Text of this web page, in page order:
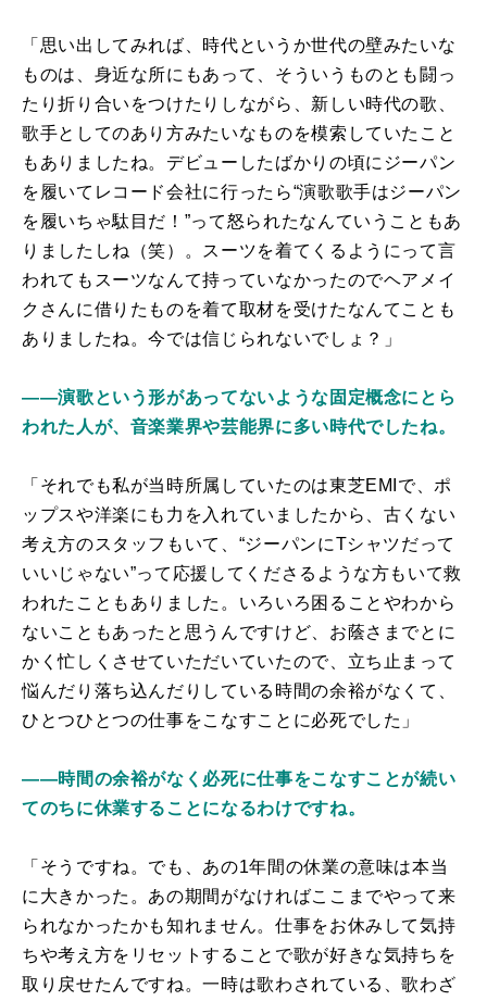
「思い出してみれば、時代というか世代の壁みたいな
ものは、身近な所にもあって、そういうものとも闘っ
たり折り合いをつけたりしながら、新しい時代の歌、
歌手としてのあり方みたいなものを模索していたこと
もありましたね。デビューしたばかりの頃にジーパン
を履いてレコード会社に行ったら“演歌歌手はジーパン
を履いちゃ駄目だ！”って怒られたなんていうこともあ
りましたしね（笑）。スーツを着てくるようにって言
われてもスーツなんて持っていなかったのでヘアメイ
クさんに借りたものを着て取材を受けたなんてことも
ありましたね。今では信じられないでしょ？」
――演歌という形があってないような固定概念にとら
われた人が、音楽業界や芸能界に多い時代でしたね。
「それでも私が当時所属していたのは東芝EMIで、ポ
ップスや洋楽にも力を入れていましたから、古くない
考え方のスタッフもいて、“ジーパンにTシャツだって
いいじゃない”って応援してくださるような方もいて救
われたこともありました。いろいろ困ることやわから
ないこともあったと思うんですけど、お蔭さまでとに
かく忙しくさせていただいていたので、立ち止まって
悩んだり落ち込んだりしている時間の余裕がなくて、
ひとつひとつの仕事をこなすことに必死でした」
――時間の余裕がなく必死に仕事をこなすことが続い
てのちに休業することになるわけですね。
「そうですね。でも、あの1年間の休業の意味は本当
に大きかった。あの期間がなければここまでやって来
られなかったかも知れません。仕事をお休みして気持
ちや考え方をリセットすることで歌が好きな気持ちを
取り戻せたんですね。一時は歌わされている、歌わざ